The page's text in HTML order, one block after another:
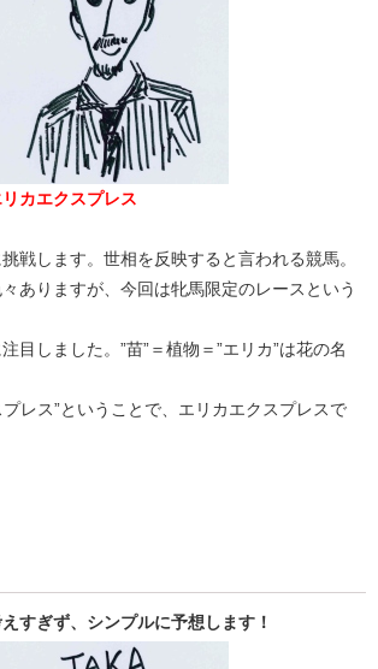
エクスプレス
戦します。世相を反映すると言われる競馬。
ありますが、今回は牝馬限定のレースという
目しました。”苗”＝植物＝”エリカ”は花の名
プレス”ということで、エリカエクスプレスで
すぎず、シンプルに予想します！